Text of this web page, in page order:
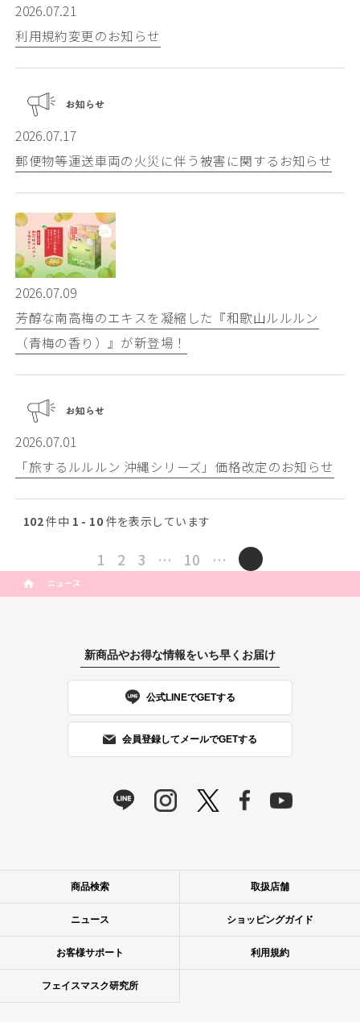
2026.07.21
利用規約変更のお知らせ
2026.07.17
郵便物等運送車両の火災に伴う被害に関するお知らせ
2026.07.09
芳醇な南高梅のエキスを凝縮した『和歌山ルルルン
（青梅の香り）』が新登場！
2026.07.01
「旅するルルルン 沖縄シリーズ」価格改定のお知らせ
102件中 1 - 10 件を表示しています
1 2 3 … 10 …
ニュース
新商品やお得な情報をいち早くお届け
公式LINEでGETする
会員登録してメールでGETする
商品検索 取扱店舗
ニュース ショッピングガイド
お客様サポート 利用規約
フェイスマスク研究所